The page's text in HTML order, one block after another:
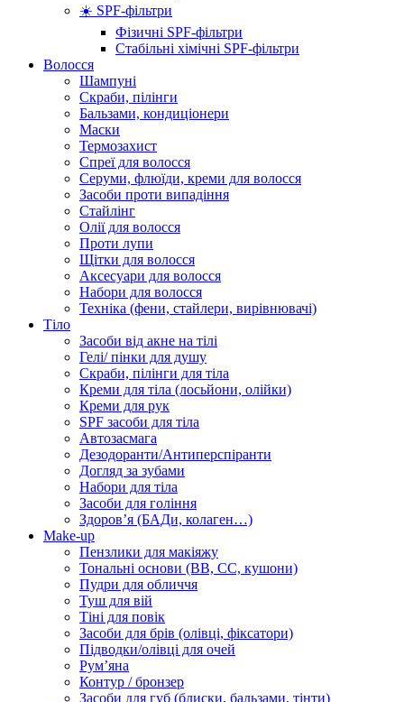
☀️ SPF-фільтри
Фізичні SPF-фільтри
Стабільні хімічні SPF-фільтри
Волосся
Шампуні
Скраби, пілінги
Бальзами, кондиціонери
Маски
Термозахист
Спреї для волосся
Серуми, флюїди, креми для волосся
Засоби проти випадіння
Стайлінг
Олії для волосся
Проти лупи
Щітки для волосся
Аксесуари для волосся
Набори для волосся
Техніка (фени, стайлери, вирівнювачі)
Тіло
Засоби від акне на тілі
Гелі/ пінки для душу
Скраби, пілінги для тіла
Креми для тіла (лосьйони, олійки)
Креми для рук
SPF засоби для тіла
Автозасмага
Дезодоранти/Антиперспіранти
Догляд за зубами
Набори для тіла
Засоби для гоління
Здоровʼя (БАДи, колаген…)
Make-up
Пензлики для макіяжу
Тональні основи (BB, CC, кушони)
Пудри для обличчя
Туш для вій
Тіні для повік
Засоби для брів (олівці, фіксатори)
Підводки/олівці для очей
Румʼяна
Контур / бронзер
Засоби для губ (блиски, бальзами, тінти)